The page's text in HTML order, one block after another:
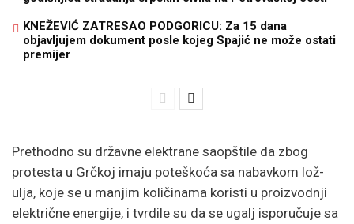
KNEŽEVIĆ ZATRESAO PODGORICU: Za 15 dana
objavljujem dokument posle kojeg Spajić ne može ostati
premijer
Prethodno su državne elektrane saopštile da zbog
protesta u Grčkoj imaju poteškoća sa nabavkom lož-
ulja, koje se u manjim količinama koristi u proizvodnji
električne energije, i tvrdile su da se ugalj isporučuje sa